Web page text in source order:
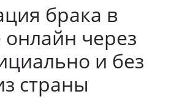
брака в
через
и без
страны